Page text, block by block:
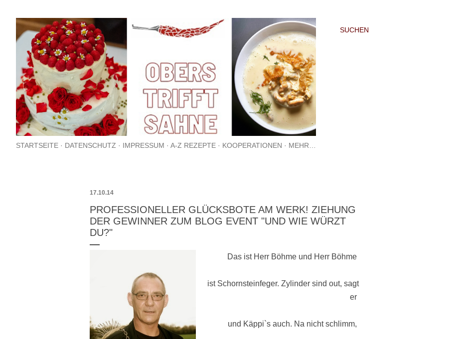
SUCHEN
STARTSEITE DATENSCHUTZ IMPRESSUM A-Z REZEPTE KOOPERATIONEN MEHR…
17.10.14
PROFESSIONELLER GLÜCKSBOTE AM WERK! ZIEHUNG
DER GEWINNER ZUM BLOG EVENT "UND WIE WÜRZT
DU?"
Das ist Herr Böhme und Herr Böhme
ist Schornsteinfeger. Zylinder sind out, sagt
er
und Käppi`s auch. Na nicht schlimm,